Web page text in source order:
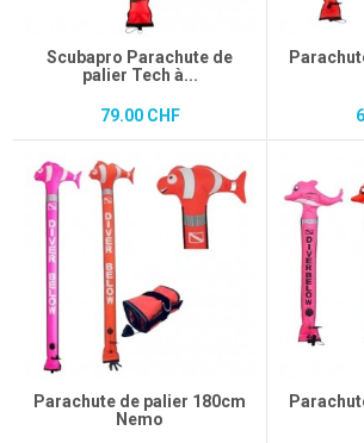
Scubapro Parachute de
palier Tech à...
79.00 CHF
Parachute de palier 180cm
Nemo